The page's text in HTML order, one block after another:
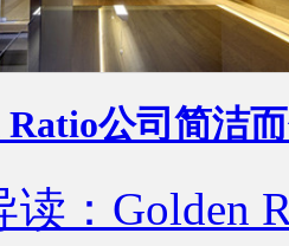
Ratio公司简洁
读：Golden